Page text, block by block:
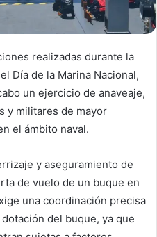
realizadas durante la
Día de la Marina Nacional,
un ejercicio de anaveaje,
y militares de mayor
el ámbito naval.
y aseguramiento de
de vuelo de un buque en
una coordinación precisa
del buque, ya que